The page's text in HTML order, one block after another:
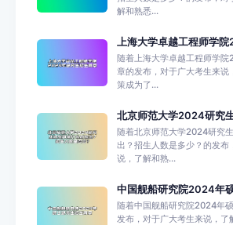
解和熟悉...
上海大学卓越工程师学
随着上海大学卓越工程师学
章的发布，对于广大考生来说
策成为了...
北京师范大学2024研究
随着北京师范大学2024研究
出？招生人数是多少？的发布
说，了解和熟...
中国舰船研究院2024年
随着中国舰船研究院2024年
发布，对于广大考生来说，了